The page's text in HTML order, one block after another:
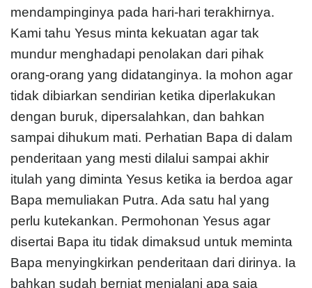
mendampinginya pada hari-hari terakhirnya.
Kami tahu Yesus minta kekuatan agar tak
mundur menghadapi penolakan dari pihak
orang-orang yang didatanginya. Ia mohon agar
tidak dibiarkan sendirian ketika diperlakukan
dengan buruk, dipersalahkan, dan bahkan
sampai dihukum mati. Perhatian Bapa di dalam
penderitaan yang mesti dilalui sampai akhir
itulah yang diminta Yesus ketika ia berdoa agar
Bapa memuliakan Putra. Ada satu hal yang
perlu kutekankan. Permohonan Yesus agar
disertai Bapa itu tidak dimaksud untuk meminta
Bapa menyingkirkan penderitaan dari dirinya. Ia
bahkan sudah berniat menjalani apa saja